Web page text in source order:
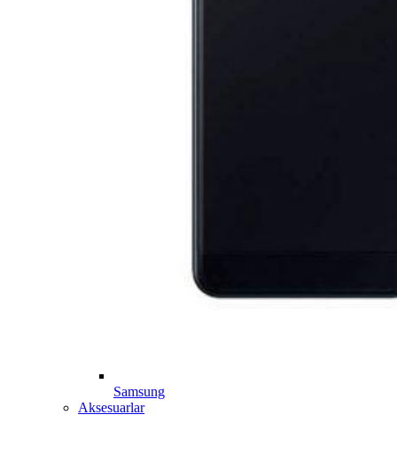
Samsung
Aksesuarlar